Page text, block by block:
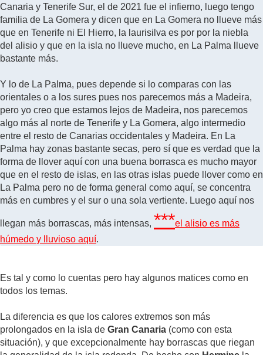
Canaria y Tenerife Sur, el de 2021 fue el infierno, luego tengo
familia de La Gomera y dicen que en La Gomera no llueve más
que en Tenerife ni El Hierro, la laurisilva es por por la niebla
del alisio y que en la isla no llueve mucho, en La Palma llueve
bastante más.
Y lo de La Palma, pues depende si lo comparas con las
orientales o a los sures pues nos parecemos más a Madeira,
pero yo creo que estamos lejos de Madeira, nos parecemos
algo más al norte de Tenerife y La Gomera, algo intermedio
entre el resto de Canarias occidentales y Madeira. En La
Palma hay zonas bastante secas, pero sí que es verdad que la
forma de llover aquí con una buena borrasca es mucho mayor
que en el resto de islas, en las otras islas puede llover como en
La Palma pero no de forma general como aquí, se concentra
más en cumbres y el sur o una sola vertiente. Luego aquí nos
llegan más borrascas, más intensas, ***el alisio es más
húmedo y lluvioso aquí.
Es tal y como lo cuentas pero hay algunos matices como en
todos los temas.
La diferencia es que los calores extremos son más
prolongados en la isla de Gran Canaria (como con esta
situación), y que excepcionalmente hay borrascas que riegan